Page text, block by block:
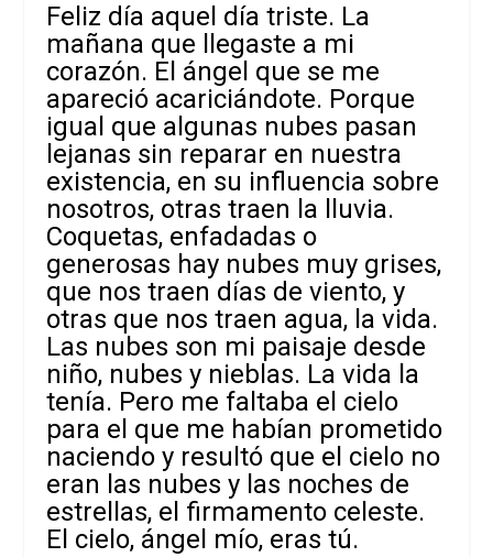
Feliz día aquel día triste. La
mañana que llegaste a mi
corazón. El ángel que se me
apareció acariciándote. Porque
igual que algunas nubes pasan
lejanas sin reparar en nuestra
existencia, en su influencia sobre
nosotros, otras traen la lluvia.
Coquetas, enfadadas o
generosas hay nubes muy grises,
que nos traen días de viento, y
otras que nos traen agua, la vida.
Las nubes son mi paisaje desde
niño, nubes y nieblas. La vida la
tenía. Pero me faltaba el cielo
para el que me habían prometido
naciendo y resultó que el cielo no
eran las nubes y las noches de
estrellas, el firmamento celeste.
El cielo, ángel mío, eras tú.